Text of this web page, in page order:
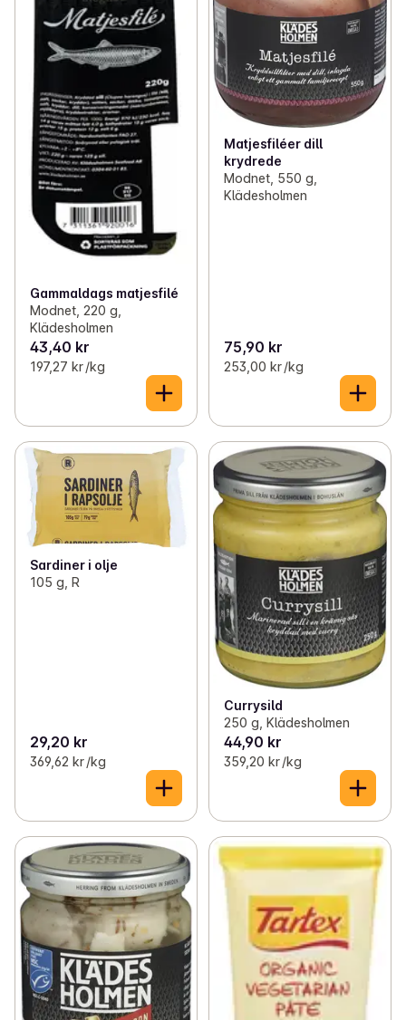
Gammaldags matjesfilé
Modnet, 220 g,
Klädesholmen
43,40 kr
197,27 kr /kg
Matjesfiléer dill
krydrede
Modnet, 550 g,
Klädesholmen
75,90 kr
253,00 kr /kg
Sardiner i olje
105 g, R
29,20 kr
369,62 kr /kg
Currysild
250 g, Klädesholmen
44,90 kr
359,20 kr /kg